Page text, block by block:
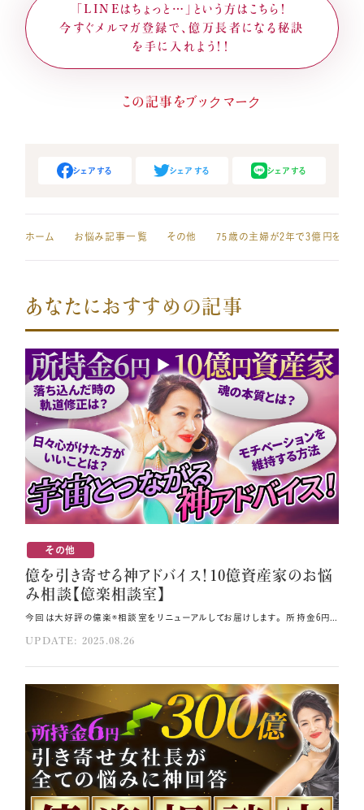
「LINEはちょっと…」という方はこちら！
今すぐメルマガ登録で、億万長者になる秘訣
を手に入れよう！！
シェアする シェアする シェアする
ホーム お悩み記事一覧 その他
あなたにおすすめの記事
その他
億を引き寄せる神アドバイス！10億資産家のお悩
み相談【億楽相談室】
UPDATE: 2025.08.26